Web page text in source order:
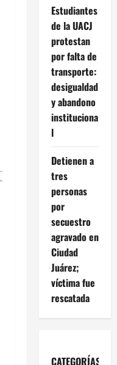
Estudiantes
de la UACJ
protestan
por falta de
transporte:
desigualdad
y abandono
instituciona
l
Detienen a
tres
personas
por
secuestro
agravado en
Ciudad
Juárez;
víctima fue
rescatada
CATEGORÍAS